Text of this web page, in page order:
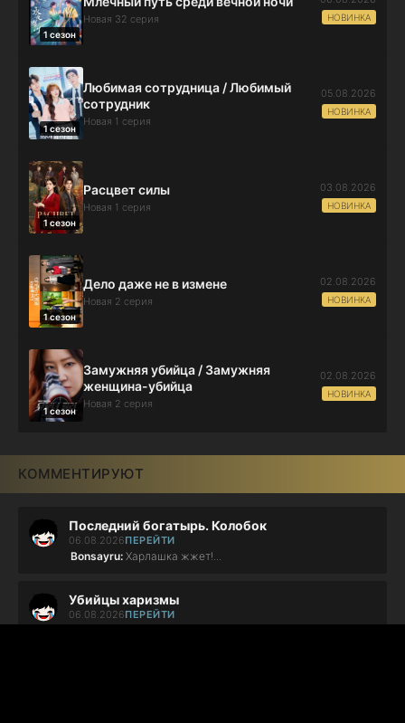
1 сезон
Новая 32 серия НОВИНКА
1 сезон
Любимая сотрудница / Любимый
сотрудник
Новая 1 серия
05.08.2026
НОВИНКА
1 сезон
Расцвет силы
Новая 1 серия
03.08.2026
НОВИНКА
1 сезон
Дело даже не в измене
Новая 2 серия
02.08.2026
НОВИНКА
1 сезон
Замужняя убийца / Замужняя
женщина-убийца
Новая 2 серия
02.08.2026
НОВИНКА
КОММЕНТИРУЮТ
Последний богатырь. Колобок
06.08.2026ПЕРЕЙТИ
Bonsayru: Харлашка жжет!...
Убийцы харизмы
06.08.2026ПЕРЕЙТИ